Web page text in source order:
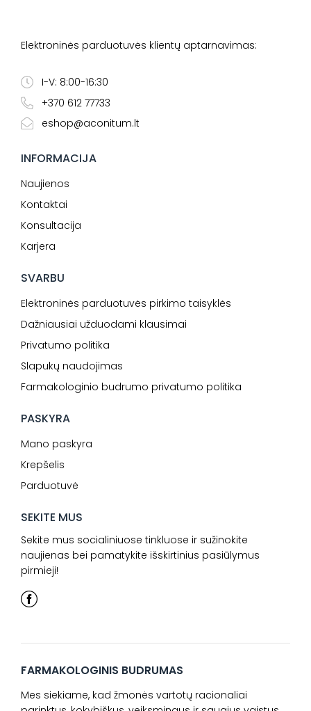
Elektroninės parduotuvės klientų aptarnavimas:
I-V: 8:00-16:30
+370 612 77733
eshop@aconitum.lt
INFORMACIJA
Naujienos
Kontaktai
Konsultacija
Karjera
SVARBU
Elektroninės parduotuvės pirkimo taisyklės
Dažniausiai užduodami klausimai
Privatumo politika
Slapukų naudojimas
Farmakologinio budrumo privatumo politika
PASKYRA
Mano paskyra
Krepšelis
Parduotuvė
SEKITE MUS
Sekite mus socialiniuose tinkluose ir sužinokite
naujienas bei pamatykite išskirtinius pasiūlymus
pirmieji!
FARMAKOLOGINIS BUDRUMAS
Mes siekiame, kad žmonės vartotų racionaliai